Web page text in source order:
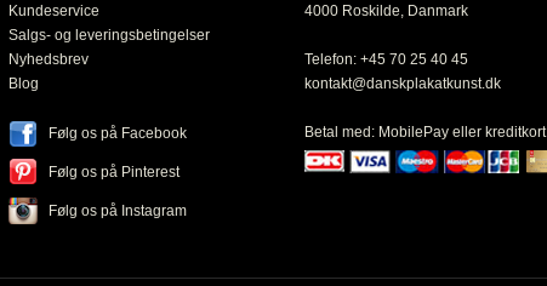
Kundeservice
Salgs- og leveringsbetingelser
Nyhedsbrev
Blog
Følg os på Facebook
Følg os på Pinterest
Følg os på Instagram
4000 Roskilde, Danmark
Telefon: +45 70 25 40 45
kontakt@danskplakatkunst.dk
Betal med: MobilePay eller kreditkort